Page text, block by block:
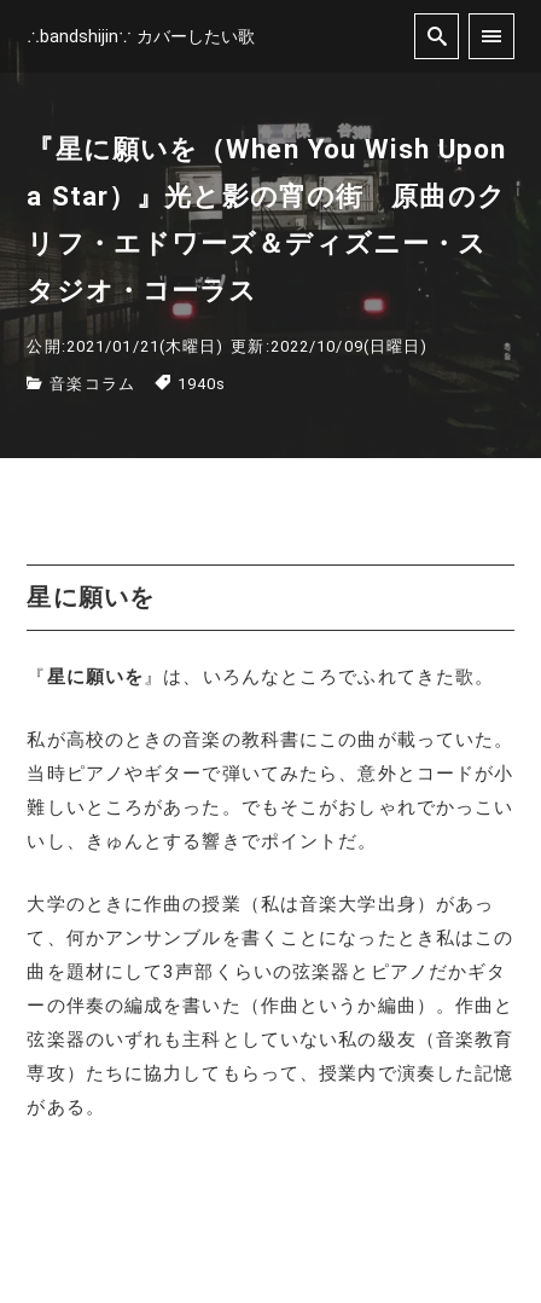
∴bandshijin∵ カバーしたい歌
『星に願いを（When You Wish Upon
a Star）』光と影の宵の街 原曲のク
リフ・エドワーズ＆ディズニー・ス
タジオ・コーラス
公開:2021/01/21(木曜日) 更新:2022/10/09(日曜日)
音楽コラム 1940s
星に願いを
『星に願いを』は、いろんなところでふれてきた歌。
私が高校のときの音楽の教科書にこの曲が載っていた。
当時ピアノやギターで弾いてみたら、意外とコードが小
難しいところがあった。でもそこがおしゃれでかっこい
いし、きゅんとする響きでポイントだ。
大学のときに作曲の授業（私は音楽大学出身）があっ
て、何かアンサンブルを書くことになったとき私はこの
曲を題材にして3声部くらいの弦楽器とピアノだかギタ
ーの伴奏の編成を書いた（作曲というか編曲）。作曲と
弦楽器のいずれも主科としていない私の級友（音楽教育
専攻）たちに協力してもらって、授業内で演奏した記憶
がある。